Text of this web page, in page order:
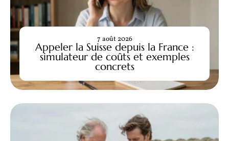
Appeler la Suisse depuis la France :
simulateur de coûts et exemples
concrets
7 août 2026